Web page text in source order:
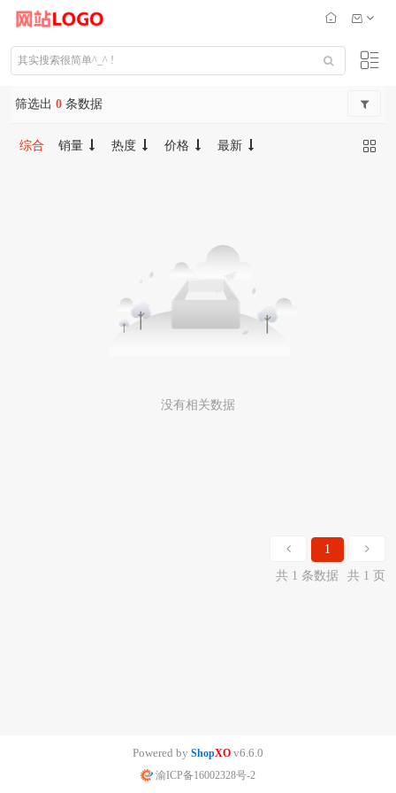
筛选出 0 条数据
综合 销量 热度 价格 最新
没有相关数据
1
共 1 条数据
共 1 页
Powered by ShopXO v6.6.0
渝ICP备16002328号-2